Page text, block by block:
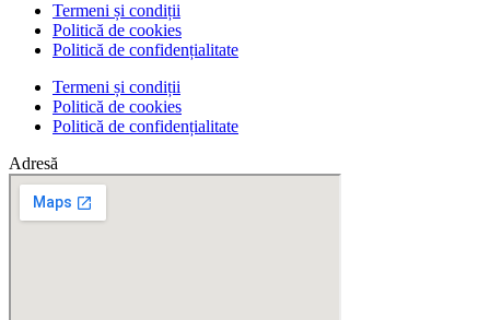
Termeni și condiții
Politică de cookies
Politică de confidențialitate
Termeni și condiții
Politică de cookies
Politică de confidențialitate
Adresă